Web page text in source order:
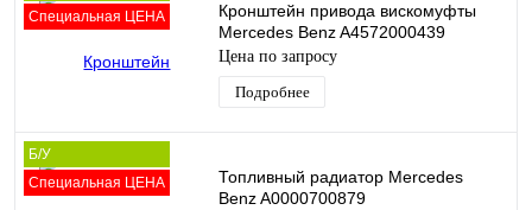
Специальная ЦЕНА
Кронштейн привода вискомуфты
Mercedes Benz A4572000439
Цена по запросу
Подробнее
Б/У
Специальная ЦЕНА
Топливный радиатор Mercedes
Benz A0000700879